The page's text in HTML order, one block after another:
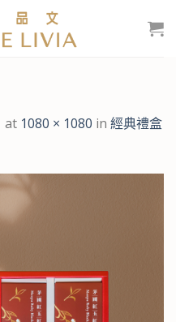
at 1080 × 1080 in 經典禮盒